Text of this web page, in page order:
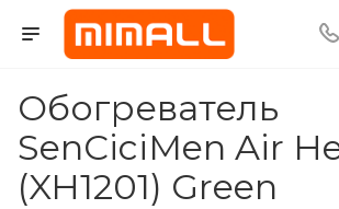
Обогреватель
SenCiciMen Air
(XH1201) Green